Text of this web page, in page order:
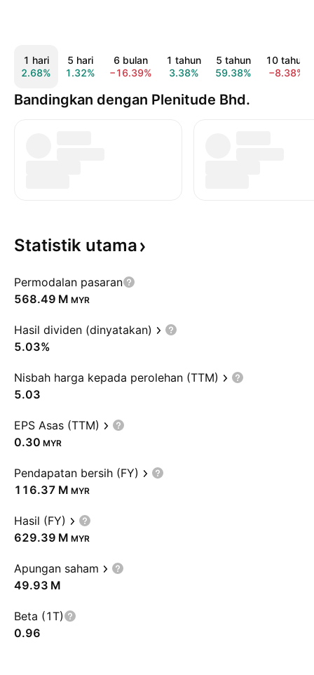
1 hari
2.68%
5 hari
1.32%
6 bulan
−16.39%
1 tahun
3.38%
5 tahun
59.38%
10 tahun
−8.38%
Bandingkan dengan Plenitude Bhd.
Statistik utama
Permodalan pasaran
‪568.49 M‬ MYR
Hasil dividen (dinyatakan)
5.03%
Nisbah harga kepada perolehan (TTM)
5.03
EPS Asas (TTM)
0.30 MYR
Pendapatan bersih (FY)
‪116.37 M‬ MYR
Hasil (FY)
‪629.39 M‬ MYR
Apungan saham
‪49.93 M‬
Beta (1T)
0.96